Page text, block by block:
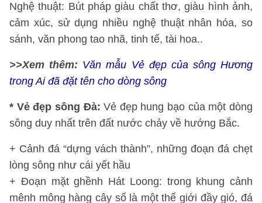
Nghệ thuật: Bút pháp giàu chất thơ, giàu hình ảnh,
cảm xúc, sử dụng nhiều nghệ thuật nhân hóa, so
sánh, văn phong tao nhã, tinh tế, tài hoa..
>>Xem thêm: Văn mẫu Vẻ đẹp của sông Hương
trong Ai đã đặt tên cho dòng sông
* Vẻ đẹp sông Đà:Vẻ đẹp hung bạo của một dòng
sông duy nhất trên đất nước chảy về hướng Bắc.
+ Cảnh đá “dựng vách thành”, những đoạn đá chẹt
lòng sông như cái yết hầu
+ Đoạn mặt ghềnh Hát Loong: trong khung cảnh
mênh mông hàng cây số là một thế giới đầy gió, đá